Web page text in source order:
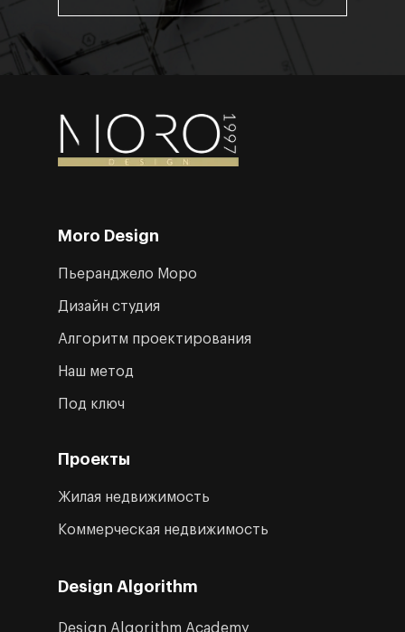
Design Algorithm Academy
Design Algorithm
Жилая недвижимость
Коммерческая недвижимость
Проекты
Пьеранджело Моро
Дизайн студия
Алгоритм проектирования
Наш метод
Под ключ
Moro Design